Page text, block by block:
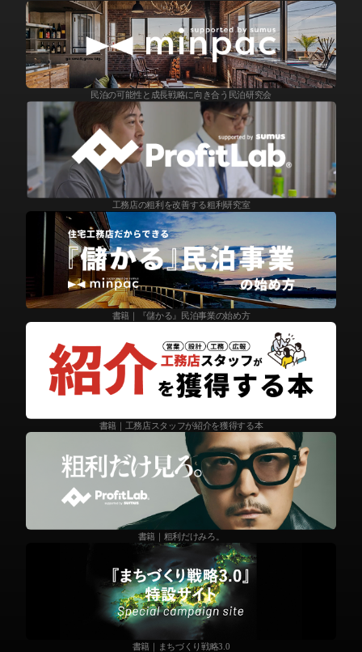
民泊の可能性と成長戦略に向き合う民泊研究会
工務店の粗利を改善する粗利研究室
書籍｜『儲かる』民泊事業の始め方
書籍｜工務店スタッフが紹介を獲得する本
書籍｜粗利だけみろ。
書籍｜まちづくり戦略3.0